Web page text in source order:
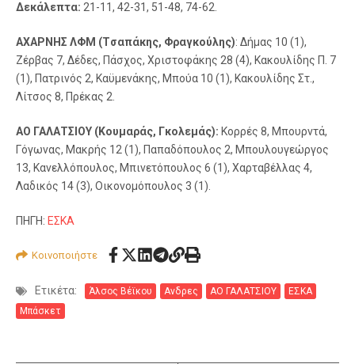
Δεκάλεπτα: 21-11, 42-31, 51-48, 74-62.
AΧΑΡΝΗΣ ΛΦΜ (Tσαπάκης, Φραγκούλης): Δήμας 10 (1),
Ζέρβας 7, Δέδες, Πάσχος, Χριστοφάκης 28 (4), Κακουλίδης Π. 7
(1), Πατρινός 2, Καϋμενάκης, Μπούα 10 (1), Κακουλίδης Στ.,
Λίτσος 8, Πρέκας 2.
ΑΟ ΓΑΛΑΤΣΙΟΥ (Κουμαράς, Γκολεμάς): Κορρές 8, Μπουρντά,
Γόγωνας, Μακρής 12 (1), Παπαδόπουλος 2, Μπουλουγεώργος
13, Κανελλόπουλος, Μπινετόπουλος 6 (1), Χαρταβέλλας 4,
Λαδικός 14 (3), Οικονομόπουλος 3 (1).
ΠΗΓΗ: ΕΣΚΑ
Κοινοποιήστε
Ετικέτα: Άλσος Βέϊκου Ανδρες ΑΟ ΓΑΛΑΤΣΙΟΥ
ΕΣΚΑ
Μπάσκετ